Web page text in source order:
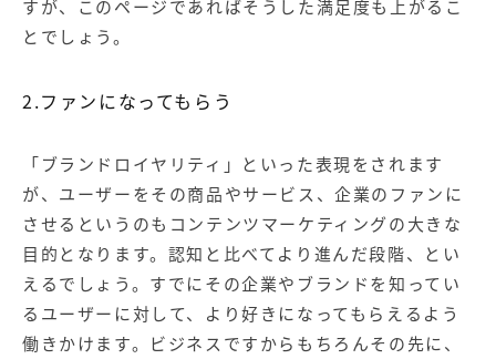
すが、このページであればそうした満足度も上がるこ
とでしょう。
2.ファンになってもらう
「ブランドロイヤリティ」といった表現をされます
が、ユーザーをその商品やサービス、企業のファンに
させるというのもコンテンツマーケティングの大きな
目的となります。認知と比べてより進んだ段階、とい
えるでしょう。すでにその企業やブランドを知ってい
るユーザーに対して、より好きになってもらえるよう
働きかけます。ビジネスですからもちろんその先に、